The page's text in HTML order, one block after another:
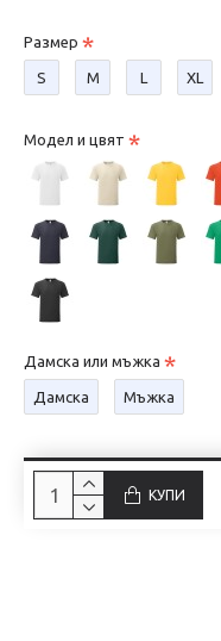
Размер
S М L XL
Модел и цвят
Дамска или мъжка
Дамска Мъжка
КУПИ